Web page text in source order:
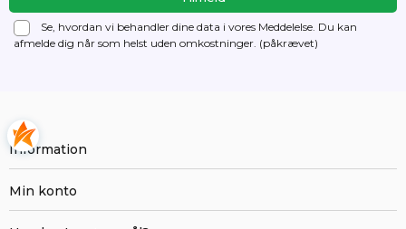
Se, hvordan vi behandler dine data i vores Meddelelse. Du kan
afmelde dig når som helst uden omkostninger. (påkrævet)
Information
Min konto